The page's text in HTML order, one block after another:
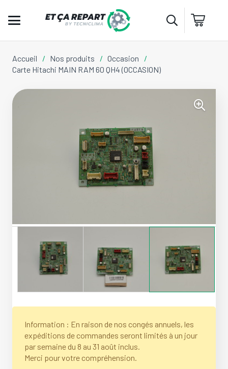
Accueil / Nos produits / Occasion
/
Carte Hitachi MAIN RAM 60 QH4 (OCCASION)
Information : En raison de nos congés annuels, les
expéditions de commandes seront limités à un jour
par semaine du 8 au 31 août inclus.
Merci pour votre compréhension.